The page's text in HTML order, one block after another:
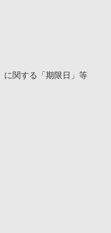
に関する「期限日」等